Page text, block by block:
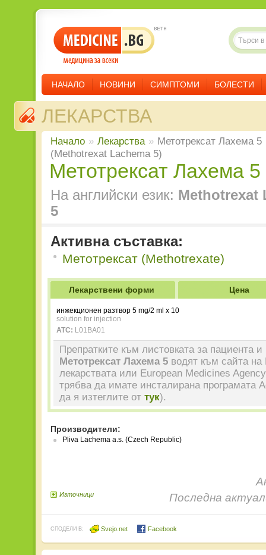
НАЧАЛО НОВИНИ СИМПТОМИ БОЛЕСТИ
ЛЕКАРСТВА
Начало » Лекарства » Метотрексат Лахема 5
(Methotrexat Lachema 5)
Метотрексат Лахема 5
На английски език: Methotrexat
5
Активна съставка:
Метотрексат (Methotrexate)
Лекарствени форми Цена
инжекционен разтвор 5 mg/2 ml x 10
solution for injection
ATC: L01BA01
Препратките към листовката за пациента и
Метотрексат Лахема 5 водят към сайта на
лекарствата или European Medicines
трябва да имате инсталирана програмата
да я изтеглите от тук).
Производители:
Pliva Lachema a.s. (Czech Republic)
Последна
Източници
СПОДЕЛИ В: Svejo.net Facebook